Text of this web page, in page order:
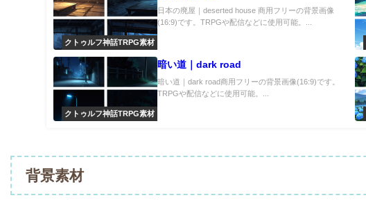
クトゥルフ神話TRPG素材
日本の廃屋｜deserted house 商用フリーの背景画像
(16:9)です。TRPGや配信などに使用可能。...
クトゥルフ神話TRPG素材
暗い道｜dark road
暗い道｜dark road商用フリーの背景画像(16:9)です。
TRPGや配信などに使用可能。...
背景素材